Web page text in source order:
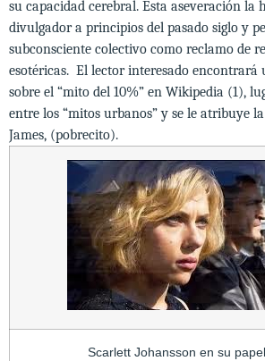
su capacidad cerebral. Esta aseveración la
divulgador a principios del pasado siglo y
subconsciente colectivo como reclamo de
esotéricas. El lector interesado encontrará
sobre el “mito del 10%” en Wikipedia (1),
entre los “mitos urbanos” y se le atribuye
James, (pobrecito).
Scarlett Johansson en su